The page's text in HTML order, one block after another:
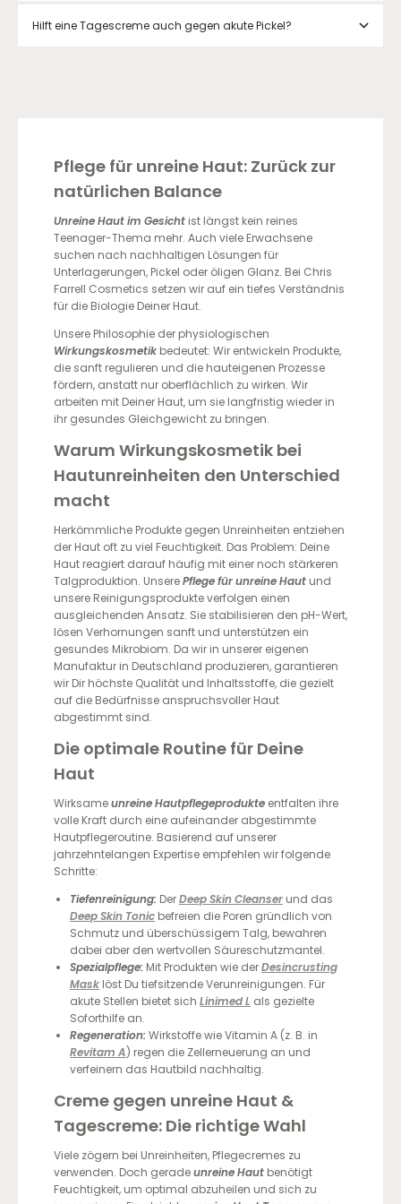
Hilft eine Tagescreme auch gegen akute Pickel?
Pflege für unreine Haut: Zurück zur
natürlichen Balance
Unreine Haut im Gesicht ist längst kein reines
Teenager-Thema mehr. Auch viele Erwachsene
suchen nach nachhaltigen Lösungen für
Unterlagerungen, Pickel oder öligen Glanz. Bei Chris
Farrell Cosmetics setzen wir auf ein tiefes Verständnis
für die Biologie Deiner Haut.
Unsere Philosophie der physiologischen
Wirkungskosmetik bedeutet: Wir entwickeln Produkte,
die sanft regulieren und die hauteigenen Prozesse
fördern, anstatt nur oberflächlich zu wirken. Wir
arbeiten mit Deiner Haut, um sie langfristig wieder in
ihr gesundes Gleichgewicht zu bringen.
Warum Wirkungskosmetik bei
Hautunreinheiten den Unterschied
macht
Herkömmliche Produkte gegen Unreinheiten entziehen
der Haut oft zu viel Feuchtigkeit. Das Problem: Deine
Haut reagiert darauf häufig mit einer noch stärkeren
Talgproduktion. UnserePflege für unreine Haut und
unsere Reinigungsprodukte verfolgen einen
ausgleichenden Ansatz. Sie stabilisieren den pH-Wert,
lösen Verhornungen sanft und unterstützen ein
gesundes Mikrobiom. Da wir in unserer eigenen
Manufaktur in Deutschland produzieren, garantieren
wir Dir höchste Qualität und Inhaltsstoffe, die gezielt
auf die Bedürfnisse anspruchsvoller Haut
abgestimmt sind.
Die optimale Routine für Deine
Haut
Wirksameunreine Hautpflegeprodukte entfalten ihre
volle Kraft durch eine aufeinander abgestimmte
Hautpflegeroutine. Basierend auf unserer
jahrzehntelangen Expertise empfehlen wir folgende
Schritte:
Tiefenreinigung: DerDeep Skin Cleanser und das
Deep Skin Tonic befreien die Poren gründlich von
Schmutz und überschüssigem Talg, bewahren
dabei aber den wertvollen Säureschutzmantel.
Spezialpflege: Mit Produkten wie derDesincrusting
Mask löst Du tiefsitzende Verunreinigungen. Für
akute Stellen bietet sich Linimed L als gezielte
Soforthilfe an.
Regeneration: Wirkstoffe wie Vitamin A (z. B. in
Revitam A) regen die Zellerneuerung an und
verfeinern das Hautbild nachhaltig.
Creme gegen unreine Haut &
Tagescreme: Die richtige Wahl
Viele zögern bei Unreinheiten, Pflegecremes zu
verwenden. Doch geradeunreine Haut benötigt
Feuchtigkeit, um optimal abzuheilen und sich zu